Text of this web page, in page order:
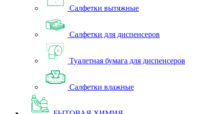
Салфетки вытяжные
Салфетки для диспенсеров
Туалетная бумага для диспенсеров
Салфетки влажные